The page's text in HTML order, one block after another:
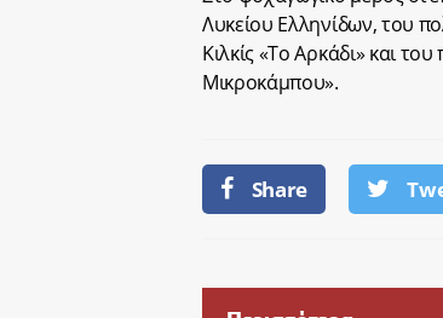
Λυκείου Ελληνίδων, του
Κιλκίς «Το Αρκάδι» και
Μικροκάμπου».
Share